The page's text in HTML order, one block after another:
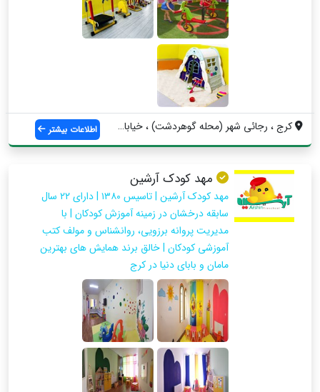
کرج ، رجائی شهر (محله گوهردشت) ، خیابان ... اطلاعات بیشتر
مهد کودک آرشین
مهد کودک آرشین | تاسیس ۱۳۸۰ | دارای ۲۲ سال
سابقه درخشان در زمینه آموزش کودکان | با
مدیریت پروانه برزویی، روانشناس و مولف کتب
آموزشی کودکان | خالق برند همایش های بهترین
مامان و بابای دنیا در کرج